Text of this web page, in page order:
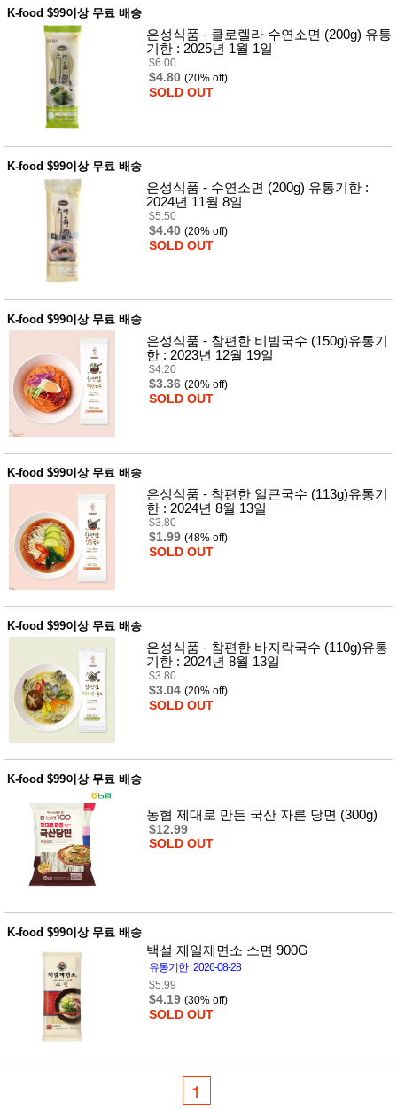
내의
가방/지
갑/케이
패션/잡
세탁세
침구용
생활/욕
실/청소
DECO
문
화 사
K-food $99이상 무료 배송
은성식품 - 클로렐라 수연소면 (200g) 유통
기한 : 2025년 1월 1일
$6.00
$4.80 (20% off)
SOLD OUT
K-food $99이상 무료 배송
은성식품 - 수연소면 (200g) 유통기한 :
2024년 11월 8일
$5.50
$4.40 (20% off)
SOLD OUT
K-food $99이상 무료 배송
은성식품 - 참편한 비빔국수 (150g)유통기
한 : 2023년 12월 19일
$4.20
$3.36 (20% off)
SOLD OUT
K-food $99이상 무료 배송
은성식품 - 참편한 얼큰국수 (113g)유통기
한 : 2024년 8월 13일
$3.80
$1.99 (48% off)
SOLD OUT
K-food $99이상 무료 배송
은성식품 - 참편한 바지락국수 (110g)유통
기한 : 2024년 8월 13일
$3.80
$3.04 (20% off)
SOLD OUT
K-food $99이상 무료 배송
농협 제대로 만든 국산 자른 당면 (300g)
$12.99
SOLD OUT
K-food $99이상 무료 배송
백설 제일제면소 소면 900G
유통기한 : 2026-08-28
$5.99
$4.19 (30% off)
SOLD OUT
1